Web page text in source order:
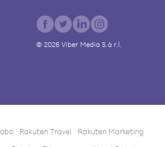
© 2026Viber Media S.à r.l.
Rakuten Travel
Rakuten Marketing